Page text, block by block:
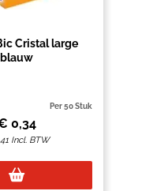
Cristal large
blauw
Per 50 Stuk
0,34
Incl. BTW